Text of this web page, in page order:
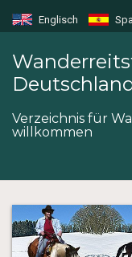
Englisch
Verzeichnis für
willkommen